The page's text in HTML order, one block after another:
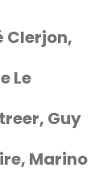
Clerjon,
Le
Guy
Marino